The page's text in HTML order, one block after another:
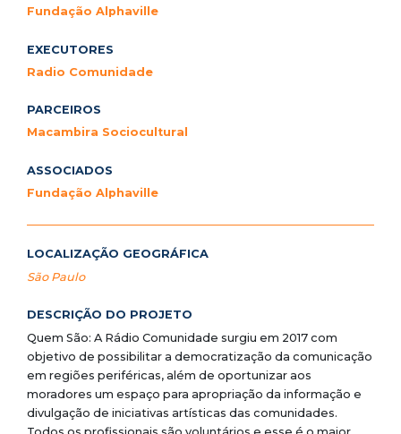
Fundação Alphaville
EXECUTORES
Radio Comunidade
PARCEIROS
Macambira Sociocultural
ASSOCIADOS
Fundação Alphaville
LOCALIZAÇÃO GEOGRÁFICA
São Paulo
DESCRIÇÃO DO PROJETO
Quem São: A Rádio Comunidade surgiu em 2017 com
objetivo de possibilitar a democratização da comunicação
em regiões periféricas, além de oportunizar aos
moradores um espaço para apropriação da informação e
divulgação de iniciativas artísticas das comunidades.